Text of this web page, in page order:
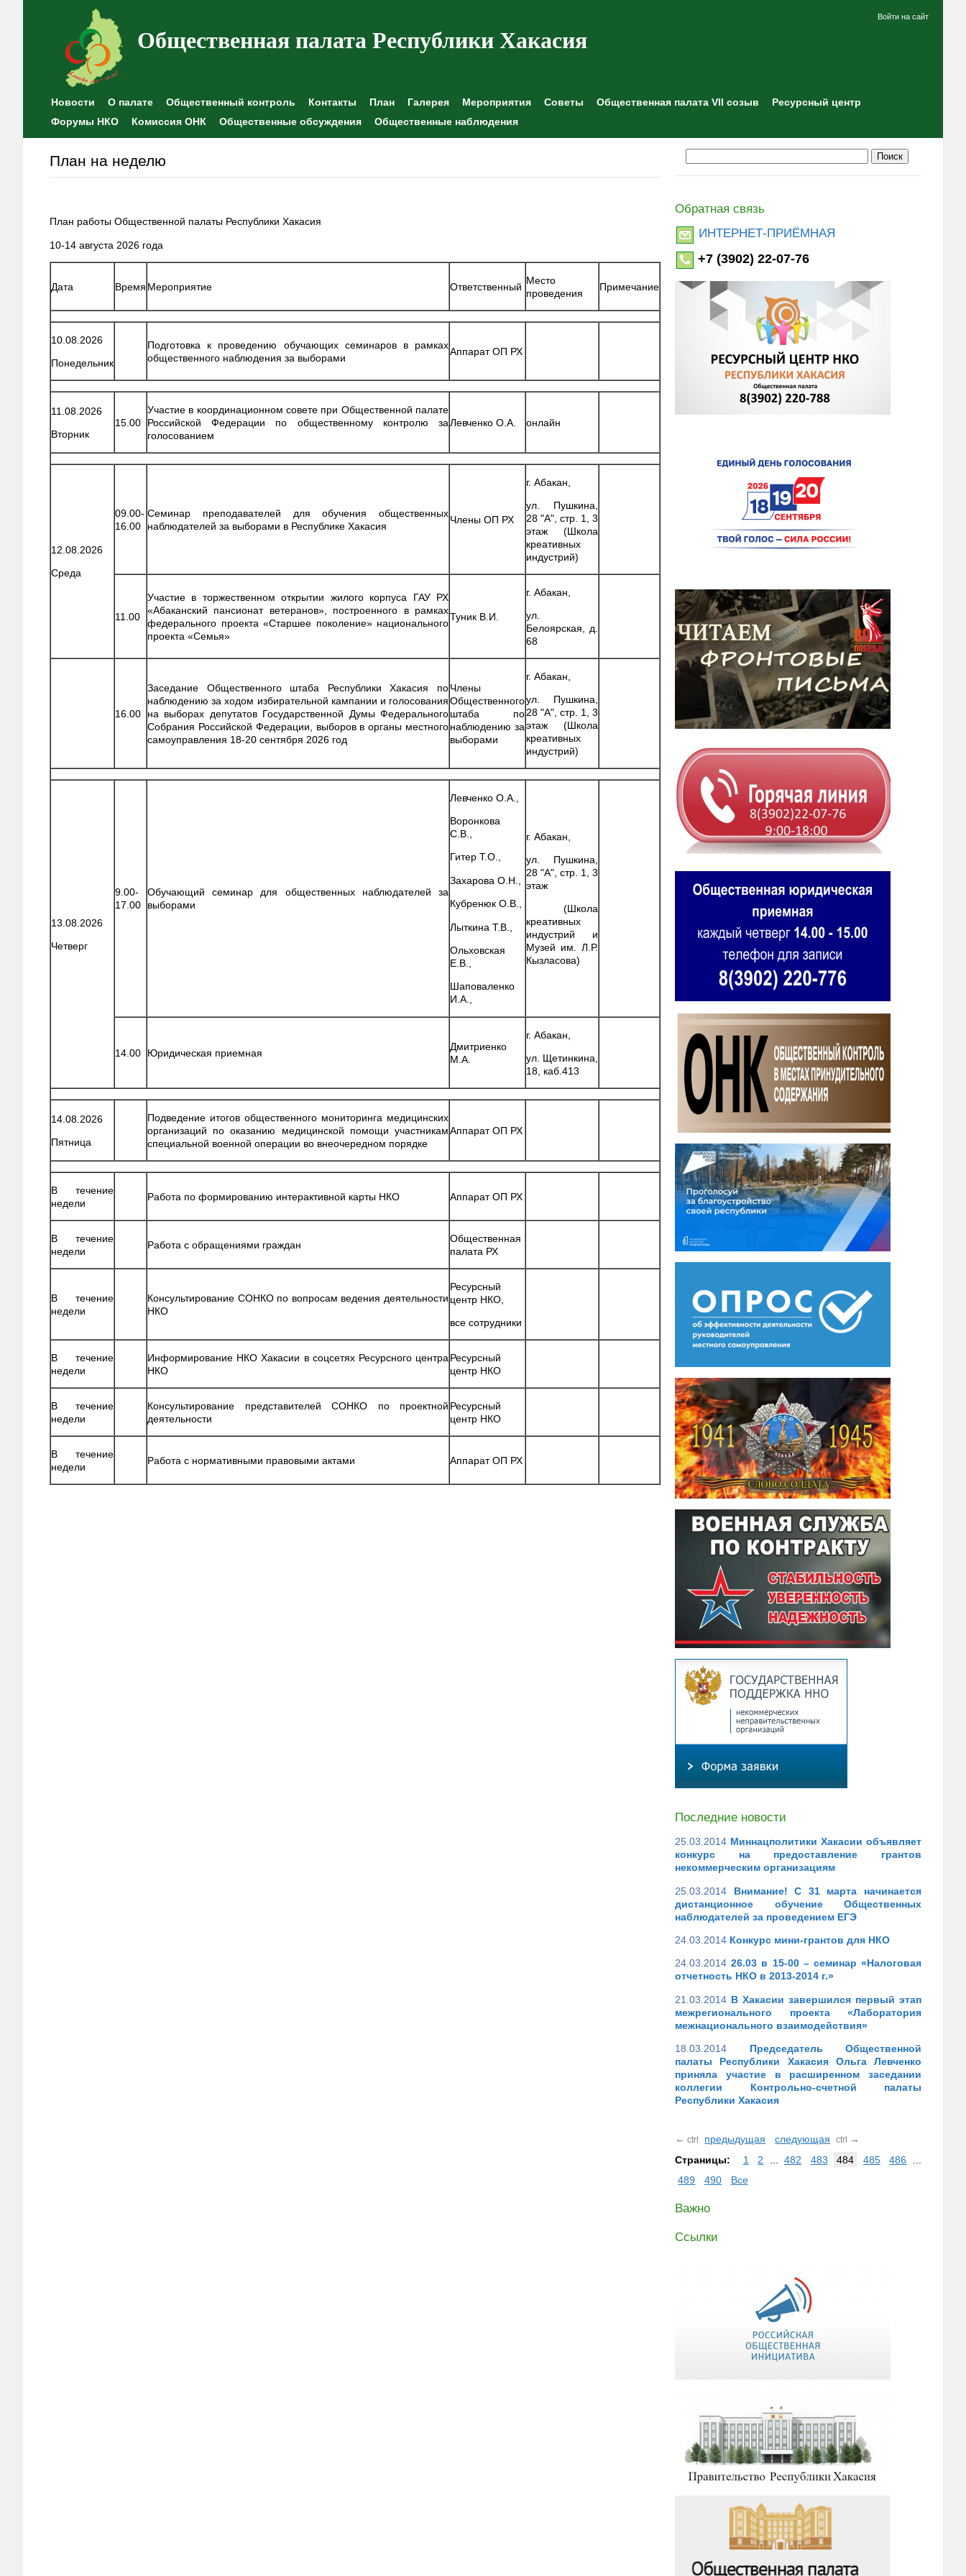
Общественная палата Республики Хакасия
Войти на сайт
Новости О палате Общественный контроль Контакты План Галерея Мероприятия Советы Общественная палата VII созыв
Ресурсный центр
Форумы НКО
Комиссия ОНК Общественные обсуждения Общественные наблюдения
План на неделю
План работы Общественной палаты Республики Хакасия
10-14 августа 2026 года
Дата Время Мероприятие Ответственный
Место
проведения
Примечание
10.08.2026
Понедельник
Подготовка к проведению обучающих семинаров в рамках
общественного наблюдения за выборами
Аппарат ОП РХ
11.08.2026
Вторник
15.00
Участие в координационном совете при Общественной палате
Российской Федерации по общественному контролю за
голосованием
Левченко О.А. онлайн
12.08.2026
Среда
09.00-
16.00
Семинар преподавателей для обучения общественных
наблюдателей за выборами в Республике Хакасия
Члены ОП РХ
г. Абакан,
ул. Пушкина,
28 "А", стр. 1, 3
этаж (Школа
креативных
индустрий)
11.00
Участие в торжественном открытии жилого корпуса ГАУ РХ
«Абаканский пансионат ветеранов», построенного в рамках
федерального проекта «Старшее поколение» национального
проекта «Семья»
Туник В.И.
г. Абакан,
ул.
Белоярская, д.
68
16.00
Заседание Общественного штаба Республики Хакасия по
наблюдению за ходом избирательной кампании и голосования
на выборах депутатов Государственной Думы Федерального
Собрания Российской Федерации, выборов в органы местного
самоуправления 18-20 сентября 2026 год
Члены
Общественного
штаба по
наблюдению за
выборами
г. Абакан,
ул. Пушкина,
28 "А", стр. 1, 3
этаж (Школа
креативных
индустрий)
13.08.2026
Четверг
9.00-
17.00
Обучающий семинар для общественных наблюдателей за
выборами
Левченко О.А.,
Воронкова
С.В.,
Гитер Т.О.,
Захарова О.Н.,
Кубренюк О.В.,
Лыткина Т.В.,
Ольховская
Е.В.,
Шаповаленко
И.А.,
г. Абакан,
ул. Пушкина,
28 "А", стр. 1, 3
этаж
(Школа
креативных
индустрий и
Музей им. Л.Р.
Кызласова)
14.00 Юридическая приемная
Дмитриенко
М.А.
г. Абакан,
ул. Щетинкина,
18, каб.413
14.08.2026
Пятница
Подведение итогов общественного мониторинга медицинских
организаций по оказанию медицинской помощи участникам
специальной военной операции во внеочередном порядке
Аппарат ОП РХ
В течение
недели
Работа по формированию интерактивной карты НКО Аппарат ОП РХ
В течение
недели
Работа с обращениями граждан
Общественная
палата РХ
В течение
недели
Консультирование СОНКО по вопросам ведения деятельности
НКО
Ресурсный
центр НКО,
все сотрудники
В течение
недели
Информирование НКО Хакасии в соцсетях Ресурсного центра
НКО
Ресурсный
центр НКО
В течение
недели
Консультирование представителей СОНКО по проектной
деятельности
Ресурсный
центр НКО
В течение
недели
Работа с нормативными правовыми актами Аппарат ОП РХ
Обратная связь
ИНТЕРНЕТ-ПРИЁМНАЯ
+7 (3902) 22-07-76
Последние новости
25.03.2014 Миннацполитики Хакасии объявляет
конкурс на предоставление грантов
некоммерческим организациям
25.03.2014
Внимание! С 31 марта начинается
дистанционное обучение Общественных
наблюдателей за проведением ЕГЭ
24.03.2014 Конкурс мини-грантов для НКО
24.03.2014 26.03 в 15-00 – семинар «Налоговая
отчетность НКО в 2013-2014 г.»
21.03.2014 В Хакасии завершился первый этап
межрегионального проекта «Лаборатория
межнационального взаимодействия»
18.03.2014
Председатель Общественной
палаты Республики Хакасия Ольга Левченко
приняла участие в расширенном заседании
коллегии Контрольно-счетной палаты
Республики Хакасия
← ctrl предыдущая следующая ctrl →
Страницы:
1 2 482 483 484 485 486
489
490 Все
Важно
Ссылки